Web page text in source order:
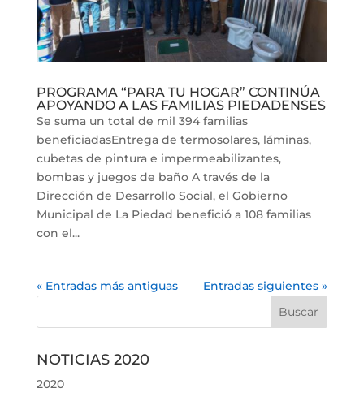
PROGRAMA “PARA TU HOGAR” CONTINÚA
APOYANDO A LAS FAMILIAS PIEDADENSES
Se suma un total de mil 394 familias
beneficiadasEntrega de termosolares, láminas,
cubetas de pintura e impermeabilizantes,
bombas y juegos de baño A través de la
Dirección de Desarrollo Social, el Gobierno
Municipal de La Piedad benefició a 108 familias
con el...
« Entradas más antiguas Entradas siguientes »
NOTICIAS 2020
2020